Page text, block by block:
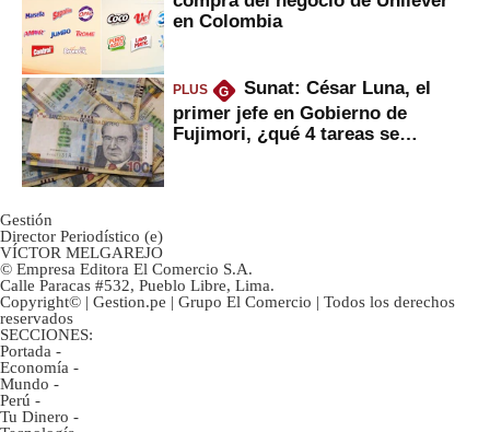
en Colombia
PLUS G
Sunat: César Luna, el
primer jefe en Gobierno de
Fujimori, ¿qué 4 tareas se
Gestión
Director Periodístico (e)
VÍCTOR MELGAREJO
© Empresa Editora El Comercio S.A.
Calle Paracas #532, Pueblo Libre, Lima.
Copyright© | Gestion.pe | Grupo El Comercio | Todos los derechos
reservados
SECCIONES:
Portada -
Economía -
Mundo -
Perú -
Tu Dinero -